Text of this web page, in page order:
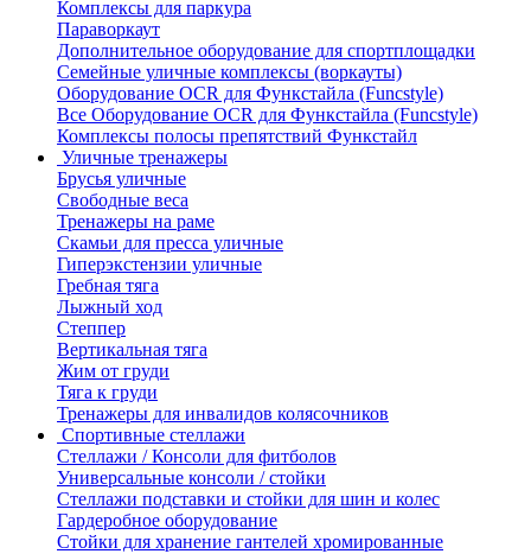
Комплексы для паркура
Параворкаут
Дополнительное оборудование для спортплощадки
Семейные уличные комплексы (воркауты)
Оборудование OCR для Функстайла (Funcstyle)
Все Оборудование OCR для Функстайла (Funcstyle)
Комплексы полосы препятствий Функстайл
Уличные тренажеры
Брусья уличные
Свободные веса
Тренажеры на раме
Скамьи для пресса уличные
Гиперэкстензии уличные
Гребная тяга
Лыжный ход
Степпер
Вертикальная тяга
Жим от груди
Тяга к груди
Тренажеры для инвалидов колясочников
Спортивные стеллажи
Стеллажи / Консоли для фитболов
Универсальные консоли / стойки
Стеллажи подставки и стойки для шин и колес
Гардеробное оборудование
Стойки для хранение гантелей хромированные